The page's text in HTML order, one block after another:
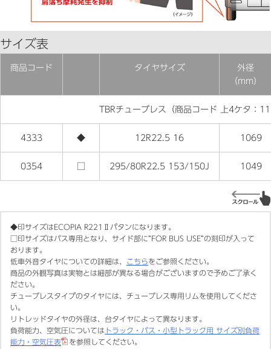
サイズ表
商品コード タイヤサイズ
外径
（mm）
TBRチューブレス（商品コード 上4ケタ：
4333 ◆ 12R22.5 16 1069
0354 295/80R22.5 153/150J 1049
◆印サイズはECOPIA R221Ⅱパタンになります。
□印サイズはバス専用となり、サイド部に”FOR BUS USE”の刻印が入って
おります。
低車外音タイヤについての詳細は、 こちらをご参照ください。
商品の外観写真は実物とは細部が異なる場合がございますので予めご了承く
ださい。
チューブレスタイプのタイヤには、チューブレス専用リムを使用してくださ
い。
リトレッドタイヤの外径は、台タイヤによって異なります。
負荷能力、空気圧については トラック・バス・小型トラック用 サイズ別負荷
能力・空気圧表
を参照してください。